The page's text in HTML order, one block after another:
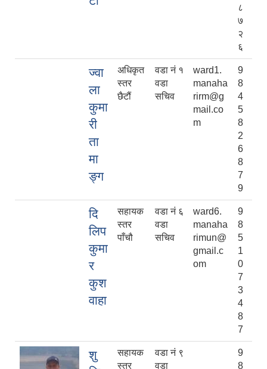
८
७
२
६
ज्वा
ला
कुमा
री
ता
मा
ङ्ग
अधिकृत
स्तर
छैटौं
वडा नं १
वडा
सचिव
ward1.
manaha
rirm@g
mail.co
m
9
8
4
5
8
2
6
8
7
9
दि
लिप
कुमा
र
कुश
वाहा
सहायक
स्तर
पाँचौ
वडा नं ६
वडा
सचिव
ward6.
manaha
rimun@
gmail.c
om
9
8
5
1
0
7
3
4
8
7
शु
सहायक
स्तर
वडा नं ९
वडा
9
8